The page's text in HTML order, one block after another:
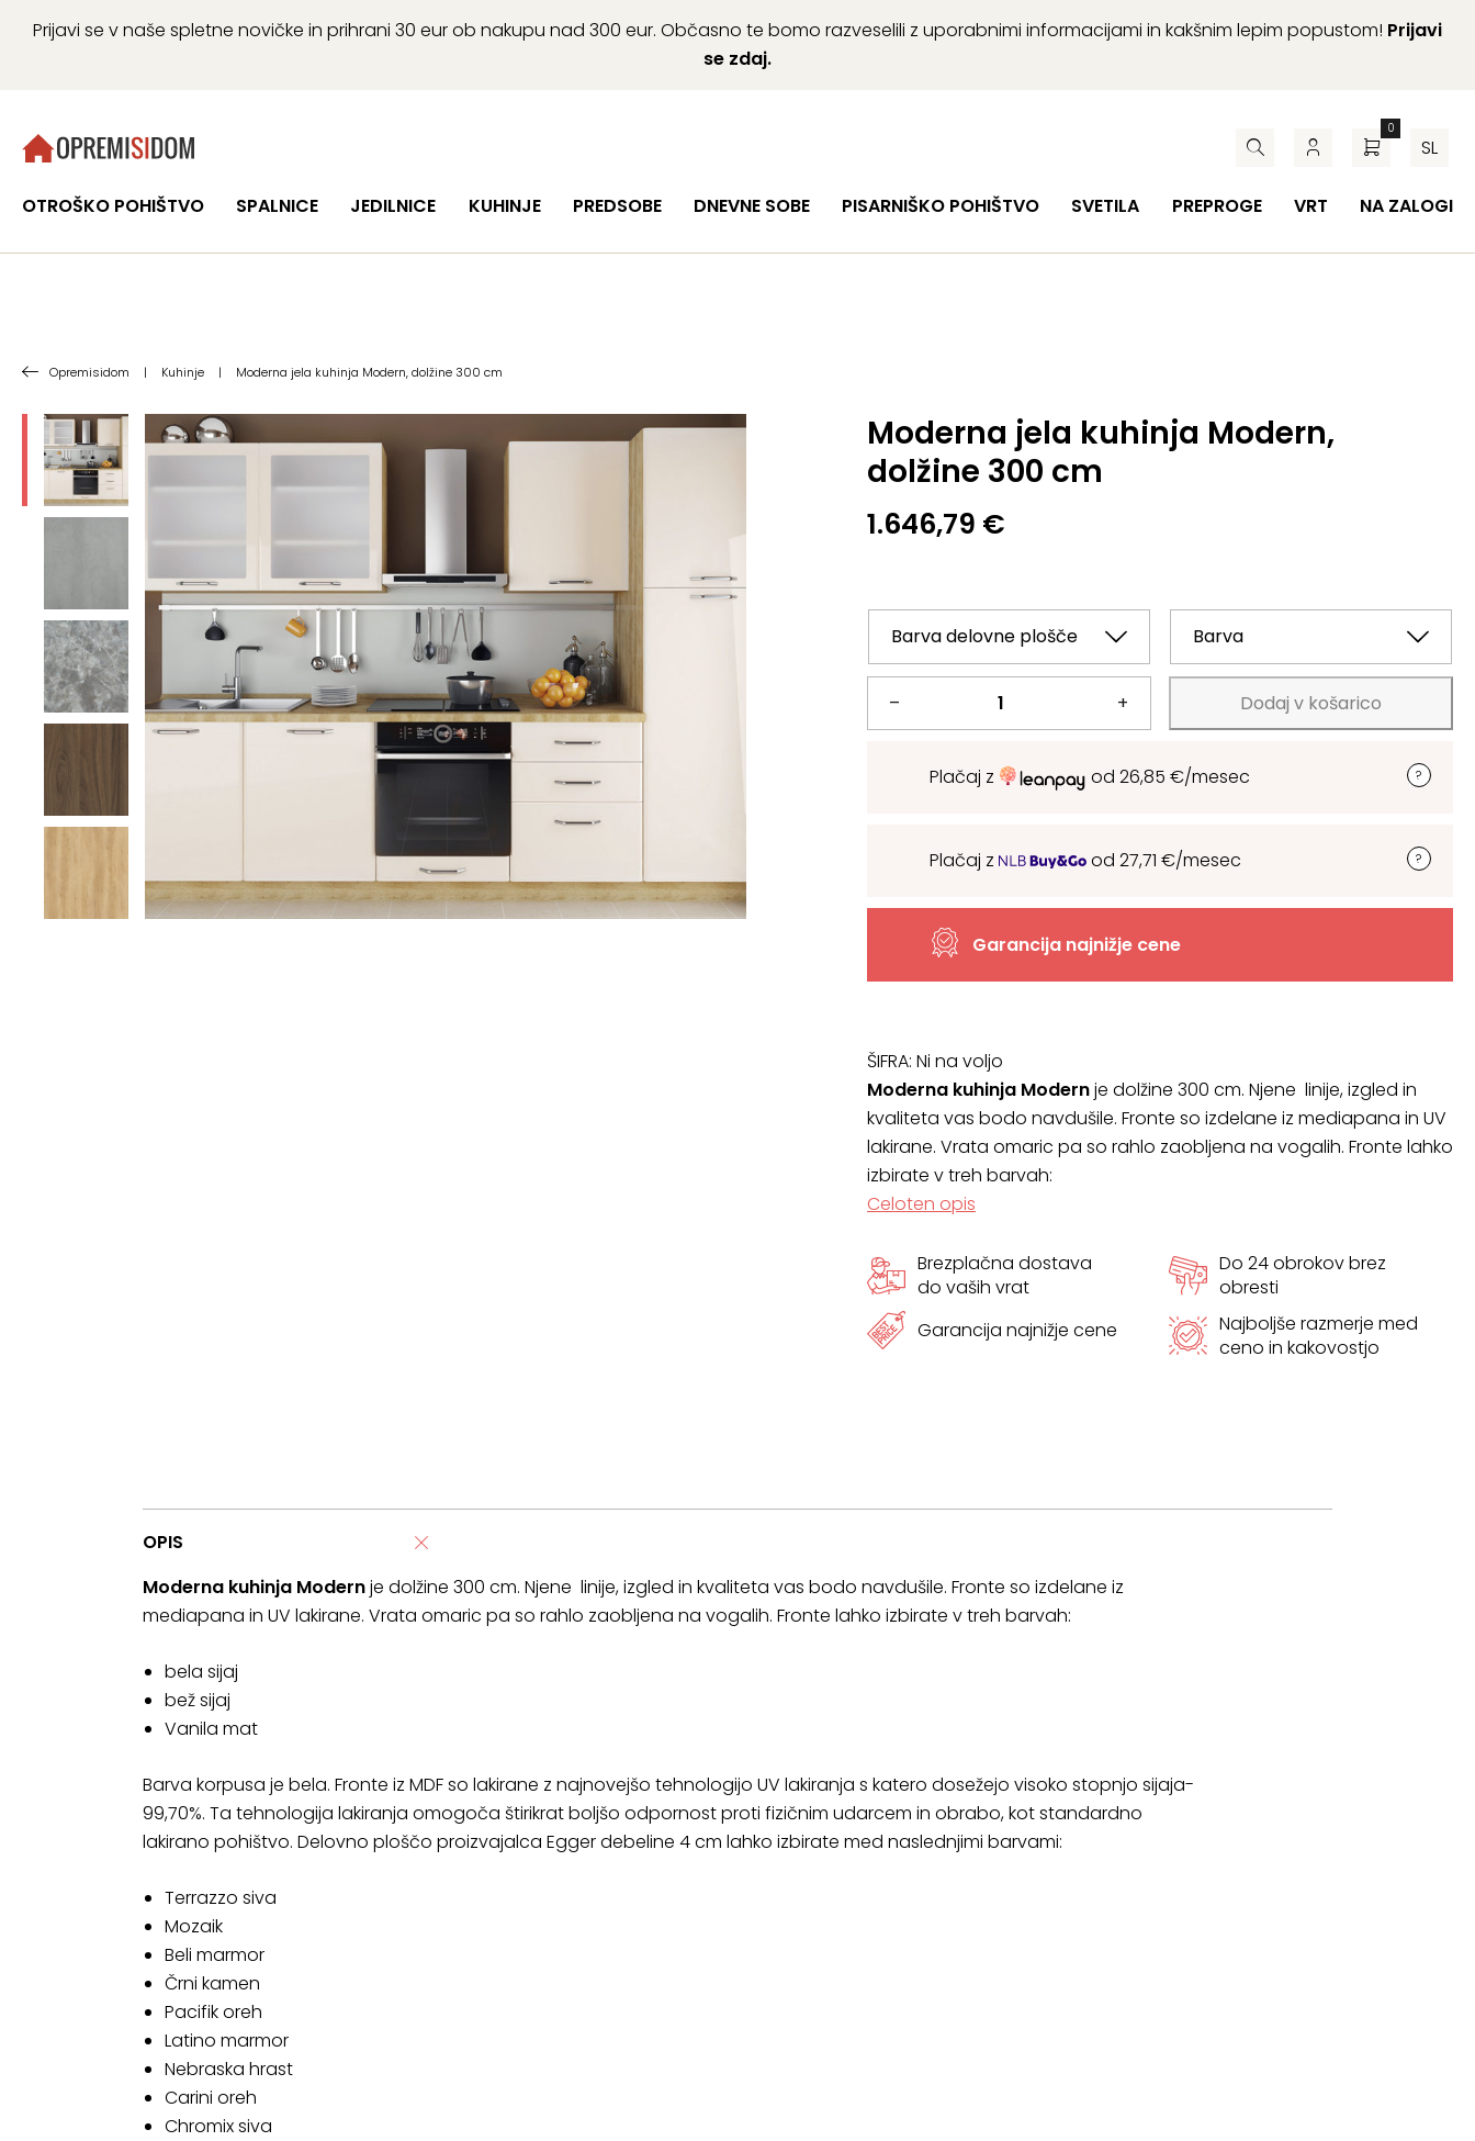
Prijavi se v naše spletne novičke in prihrani 30 eur ob nakupu nad 300 eur. Občasno te bomo razveselili z uporabnimi informacijami in kakšnim lepim popustom! Prijavi
se zdaj.
0
SL
OTROŠKO POHIŠTVO SPALNICE JEDILNICE KUHINJE PREDSOBE DNEVNE SOBE PISARNIŠKO POHIŠTVO SVETILA PREPROGE VRT NA ZALOGI
Opremisidom | Kuhinje | Moderna jela kuhinja Modern, dolžine 300 cm
Moderna jela kuhinja Modern,
dolžine 300 cm
1.646,79 €
–
Moderna
cm
+ Dodaj v košarico
Plačaj z od 26,85 €/mesec
Plačaj z od 27,71 €/mesec
Garancija najnižje cene
ŠIFRA: Ni na voljo
Moderna kuhinja Modernje dolžine 300 cm. Njene linije, izgled in
kvaliteta vas bodo navdušile. Fronte so izdelane iz mediapana in UV
lakirane. Vrata omaric pa so rahlo zaobljena na vogalih. Fronte lahko
izbirate v treh barvah:
Celoten opis
Brezplačna dostava
do vaših vrat
Do 24 obrokov brez
obresti
Garancija najnižje cene
Najboljše razmerje med
ceno in kakovostjo
OPIS
Moderna kuhinja Modernje dolžine 300 cm. Njene linije, izgled in kvaliteta vas bodo navdušile. Fronte so izdelane iz
mediapana in UV lakirane. Vrata omaric pa so rahlo zaobljena na vogalih. Fronte lahko izbirate v treh barvah:
bela sijaj
bež sijaj
Vanila mat
Barva korpusa je bela. Fronte iz MDF so lakirane z najnovejšo tehnologijo UV lakiranja s katero dosežejo visoko stopnjo sijaja-
99,70%. Ta tehnologija lakiranja omogoča štirikrat boljšo odpornost proti fizičnim udarcem in obrabo, kot standardno
lakirano pohištvo. Delovno ploščo proizvajalca Egger debeline 4 cm lahko izbirate med naslednjimi barvami:
Terrazzo siva
Mozaik
Beli marmor
Črni kamen
Pacifik oreh
Latino marmor
Nebraska hrast
Carini oreh
Chromix siva